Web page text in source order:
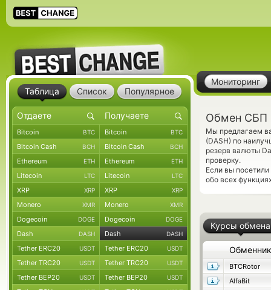
Мониторинг
Обмен СБП
Мы предлагаем
(DASH) по
резерв валюты
проверку.
Если вы
обо всех
Курсы обмена
Обменник
BTCRotor
AlfaBit
Таблица Список Популярное
Bitcoin BTC Bitcoin BTC
Bitcoin Cash BCH Bitcoin Cash BCH
Ethereum ETH Ethereum ETH
Litecoin LTC Litecoin LTC
XRP XRP XRP XRP
Monero XMR Monero XMR
Dogecoin DOGE Dogecoin DOGE
Dash DASH Dash DASH
Tether ERC20 USDT Tether ERC20 USDT
Tether TRC20 USDT Tether TRC20 USDT
Tether BEP20 USDT Tether BEP20 USDT